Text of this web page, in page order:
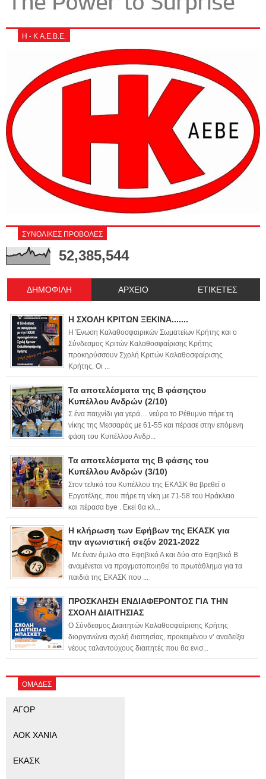
Η - Κ Α.Ε.Β.Ε.
ΣΥΝΟΛΙΚΕΣ ΠΡΟΒΟΛΕΣ
52,385,544
ΔΗΜΟΦΙΛΗ ΑΡΧΕΙΟ ΕΤΙΚΕΤΕΣ
Η ΣΧΟΛΗ ΚΡΙΤΩΝ ΞΕΚΙΝΑ.......
Η Ένωση Καλαθοσφαιρικών Σωματείων Κρήτης και ο
Σύνδεσμος Κριτών Καλαθοσφαίρισης Κρήτης
προκηρύσσουν Σχολή Κριτών Καλαθοσφαίρισης
Κρήτης. Οι ...
Τα αποτελέσματα της Β φάσηςτου
Κυπέλλου Ανδρών (2/10)
Σ ένα παιχνίδι για γερά… νεύρα το Ρέθυμνο πήρε τη
νίκης της Μεσσαράς με 61-55 και πέρασε στην επόμενη
φάση του Κυπέλλου Ανδρ...
Τα αποτελέσματα της Β φάσης του
Κυπέλλου Ανδρών (3/10)
Στον τελικό του Κυπέλλου της ΕΚΑΣΚ θα βρεθεί ο
Εργοτέλης, που πήρε τη νίκη με 71-58 του Ηράκλειο
και πέρασα bye . Εκεί θα κλ...
Η κλήρωση των Εφήβων της ΕΚΑΣΚ για
την αγωνιστική σεζόν 2021-2022
Με έναν όμιλο στο Εφηβικό Α και δύο στο Εφηβικό Β
αναμένεται να πραγματοποιηθεί το πρωτάθλημα για τα
παιδιά της ΕΚΑΣΚ που ...
ΠΡΟΣΚΛΗΣΗ ΕΝΔΙΑΦΕΡΟΝΤΟΣ ΓΙΑ ΤΗΝ
ΣΧΟΛΗ ΔΙΑΙΤΗΣΙΑΣ
Ο Σύνδεσμος Διαιτητών Καλαθοσφαίρισης Κρήτης
διοργανώνει σχολή διαιτησίας, προκειμένου ν’ αναδείξει
νέους ταλαντούχους διαιτητές που θα ενισ...
ΟΜΑΔΕΣ
ΑΓΟΡ
ΑΟΚ ΧΑΝΙΑ
ΕΚΑΣΚ